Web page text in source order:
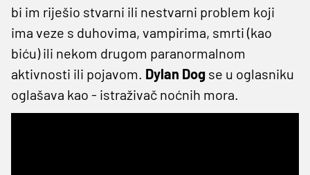
bi im riješio stvarni ili nestvarni problem koji
ima veze s duhovima, vampirima, smrti (kao
biću) ili nekom drugom paranormalnom
aktivnosti ili pojavom. Dylan Dog se u oglasniku
oglašava kao - istraživač noćnih mora.